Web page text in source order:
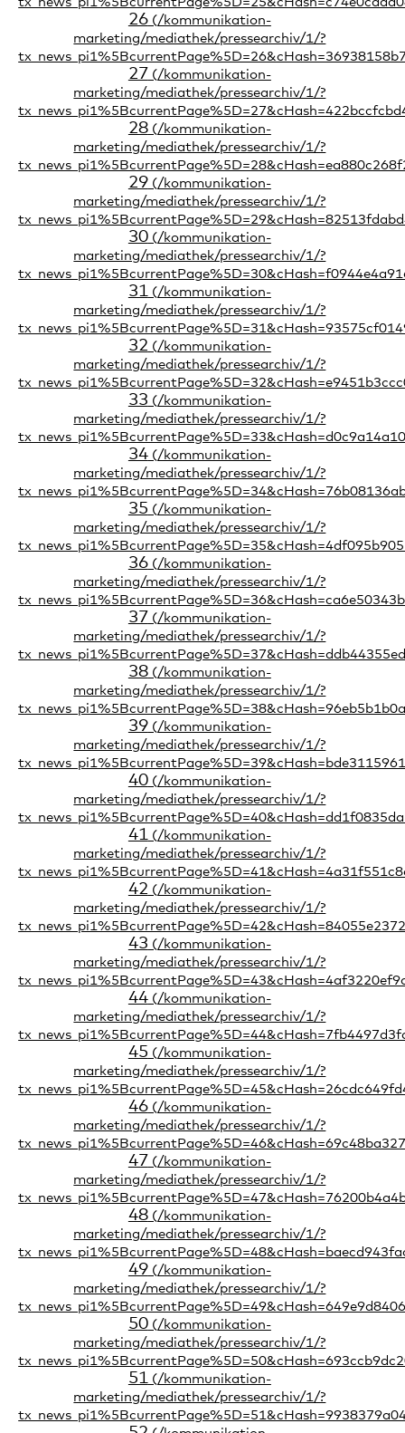
26
27
28
29
30
31
32
33
34
35
36
37
38
39
40
41
42
43
44
45
46
47
48
49
50
51